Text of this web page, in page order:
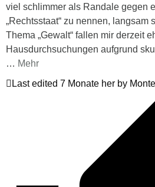
viel schlimmer als Randale gegen
„Rechtsstaat“ zu nennen, langsam
Thema „Gewalt“ fallen mir derzeit
Hausdurchsuchungen aufgrund
… Mehr
Last edited 7 Monate her by